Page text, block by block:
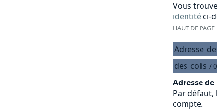
Vous
identitéci-
HAUT DE PAGE
Adresse de
des colis /
Adresse
Par défaut,
compte.